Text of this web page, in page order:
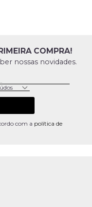
COMPRA!
nossas novidades.
com a política de